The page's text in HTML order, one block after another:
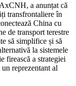
a anunțat că
transfrontaliere în
China cu
de transport terestre
să simplifice și să
la sistemele
firească a strategiei
reprezentant al